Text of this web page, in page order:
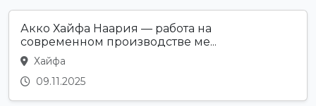
Акко Хайфа Наария — работа на
современном производстве ме...
Хайфа
09.11.2025